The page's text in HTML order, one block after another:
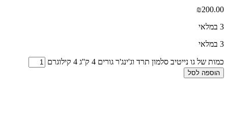
₪200.00
3 במלאי
3 במלאי
כמות של גו נייטיב סלמון תרד וג'ינג'ר גורים 4 ק''ג 4 קילוגרם
הוספה לסל